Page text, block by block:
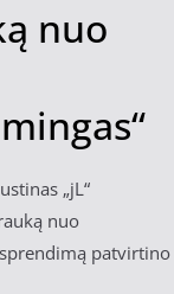
nuo
„jL“
nuo
patvirtino